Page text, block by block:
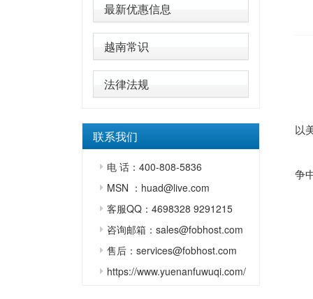
最新优惠信息
越南常识
法律法规
联系我们
电 话：400-808-5836
MSN ：huad@live.com
客服QQ：4698328 9291215
咨询邮箱：sales@fobhost.com
售后：services@fobhost.com
https://www.yuenanfuwuqi.com/
以
争